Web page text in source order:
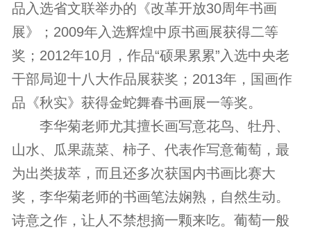
品入选省文联举办的《改革开放30周年书画
展》；2009年入选辉煌中原书画展获得二等
奖；2012年10月，作品“硕果累累”入选中央老
干部局迎十八大作品展获奖；2013年，国画作
品《秋实》获得金蛇舞春书画展一等奖。
李华菊老师尤其擅长画写意花鸟、牡丹、
山水、瓜果蔬菜、柿子、代表作写意葡萄，最
为出类拔萃，而且还多次获国内书画比赛大
奖，李华菊老师的书画笔法娴熟，自然生动。
诗意之作，让人不禁想摘一颗来吃。葡萄一般